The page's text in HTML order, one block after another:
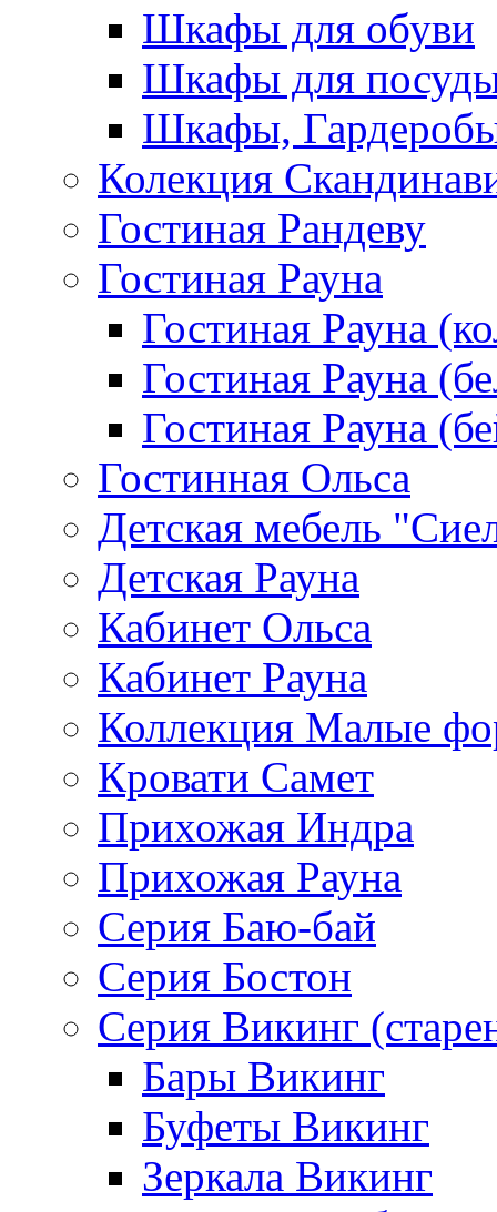
Шкафы для обуви
Шкафы для
Шкафы,
Колекция
Гостиная Рандеву
Гостиная Рауна
Гостиная Рауна
Гостиная Рауна
Гостиная Рауна
Гостинная Ольса
Детская мебель
Детская Рауна
Кабинет Ольса
Кабинет Рауна
Коллекция Малые
Кровати Самет
Прихожая Индра
Прихожая Рауна
Серия Баю-бай
Серия Бостон
Серия Викинг
Бары Викинг
Буфеты Викинг
Зеркала Викинг